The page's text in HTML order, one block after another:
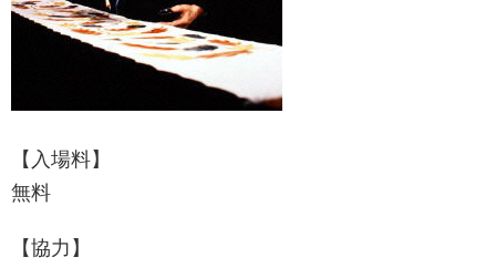
【入場料】
無料
【協力】